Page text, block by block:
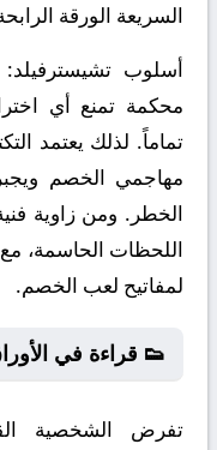
السريعة الورقة
أسلوب تشيسترفيلد:
محكمة تمنع أي
تماماً. لذلك يعتمد
مهاجمي الخصم
الخطر. ومن زاوية
اللحظات الحاسمة، مع
لمفاتيح لعب الخصم.
👟 قراءة في
تفرض الشخصية